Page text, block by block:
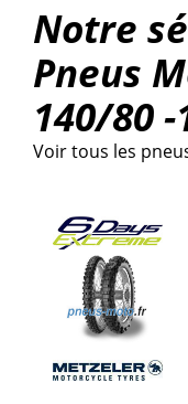
Notre
Pneus
140/80 -
Voir tous les